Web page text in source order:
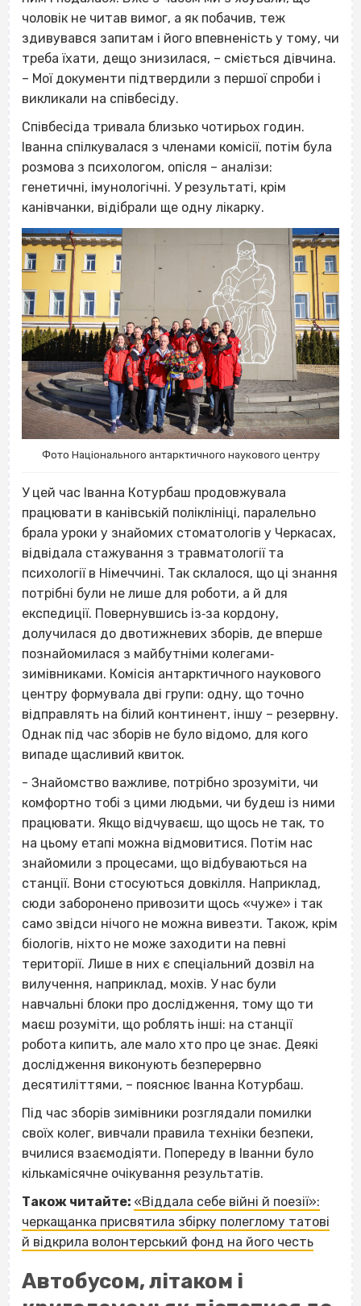
чоловік не читав вимог, а як побачив, теж
здивувався запитам і його впевненість у тому, чи
треба їхати, дещо знизилася, – сміється дівчина.
– Мої документи підтвердили з першої спроби і
викликали на співбесіду.
Співбесіда тривала близько чотирьох годин.
Іванна спілкувалася з членами комісії, потім була
розмова з психологом, опісля – аналізи:
генетичні, імунологічні. У результаті, крім
канівчанки, відібрали ще одну лікарку.
Фото Національного антарктичного наукового центру
У цей час Іванна Котурбаш продовжувала
працювати в канівській поліклініці, паралельно
брала уроки у знайомих стоматологів у Черкасах,
відвідала стажування з травматології та
психології в Німеччині. Так склалося, що ці знання
потрібні були не лише для роботи, а й для
експедиції. Повернувшись із‐за кордону,
долучилася до двотижневих зборів, де вперше
познайомилася з майбутніми колегами‐
зимівниками. Комісія антарктичного наукового
центру формувала дві групи: одну, що точно
відправлять на білий континент, іншу – резервну.
Однак під час зборів не було відомо, для кого
випаде щасливий квиток.
- Знайомство важливе, потрібно зрозуміти, чи
комфортно тобі з цими людьми, чи будеш із ними
працювати. Якщо відчуваєш, що щось не так, то
на цьому етапі можна відмовитися. Потім нас
знайомили з процесами, що відбуваються на
станції. Вони стосуються довкілля. Наприклад,
сюди заборонено привозити щось «чуже» і так
само звідси нічого не можна вивезти. Також, крім
біологів, ніхто не може заходити на певні
території. Лише в них є спеціальний дозвіл на
вилучення, наприклад, мохів. У нас були
навчальні блоки про дослідження, тому що ти
маєш розуміти, що роблять інші: на станції
робота кипить, але мало хто про це знає. Деякі
дослідження виконують безперервно
десятиліттями, – пояснює Іванна Котурбаш.
Під час зборів зимівники розглядали помилки
своїх колег, вивчали правила техніки безпеки,
вчилися взаємодіяти. Попереду в Іванни було
кількамісячне очікування результатів.
Також читайте: «Віддала себе війні й поезії»:
черкащанка присвятила збірку полеглому татові
й відкрила волонтерський фонд на його честь
Автобусом, літаком і